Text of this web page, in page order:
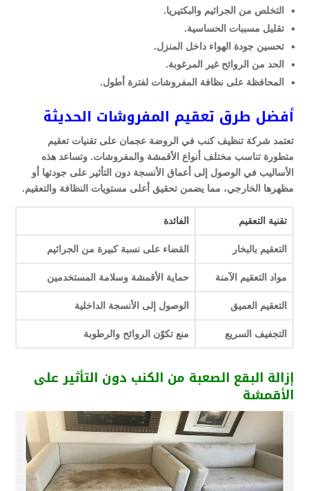
التخلص من الجراثيم والبكتيريا.
تقليل مسببات الحساسية.
تحسين جودة الهواء داخل المنزل.
الحد من الروائح غير المرغوبة.
المحافظة على نظافة المفروشات لفترة أطول.
أفضل طرق تعقيم المفروشات الحديثة
تعتمد شركة تنظيف كنب في الروضة عجمان على تقنيات تعقيم
متطورة تناسب مختلف أنواع الأقمشة والمفروشات. وتساعد هذه
الأساليب في الوصول إلى أعماق الأنسجة دون التأثير على جودتها أو
مظهرها الخارجي، مما يضمن تحقيق أعلى مستويات النظافة والتعقيم.
تقنية التعقيم الفائدة
التعقيم بالبخار القضاء على نسبة كبيرة من الجراثيم
مواد التعقيم الآمنة حماية الأقمشة وسلامة المستخدمين
التعقيم العميق الوصول إلى الأنسجة الداخلية
التجفيف السريع منع تكوّن الروائح والرطوبة
إزالة البقع الصعبة من الكنب دون التأثير على
الأقمشة